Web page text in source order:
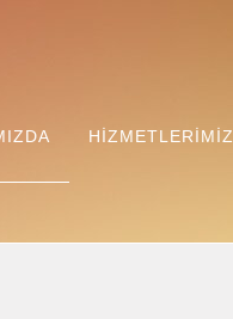
HIZMETLERIMIZ